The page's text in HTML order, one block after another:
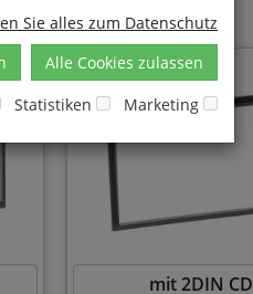
mit 2DIN CD
Sie alles zum Datenschutz
Alle Cookies zulassen
Statistiken Marketing